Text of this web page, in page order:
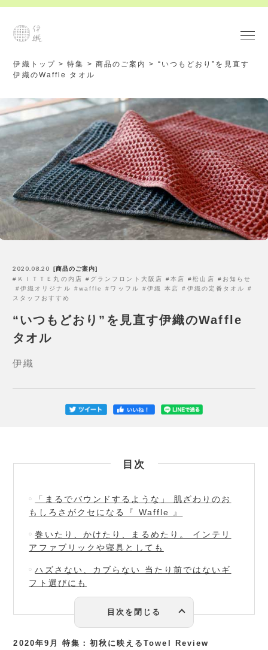
伊織トップ >特集 > 商品のご案内 > “いつもどおり”を見直す
伊織のWaffle タオル
2020.08.20
商品のご案内
ＫＩＴＴＥ丸の内店
グランフロント大阪店 本店 松山店
お知らせ
伊織オリジナル
waffle ワッフル 伊織 本店
伊織の定番タオル
スタッフおすすめ
“いつもどおり”を見直す伊織のWaffle
タオル
伊織
目次
「まるでバウンドするような」 肌ざわりのお
もしろさがクセになる『 Waffle 』
巻いたり、かけたり、まるめたり。 インテリ
アファブリックや寝具としても
ハズさない、カブらない 当たり前ではないギ
フト選びにも
2020年9月 特集：初秋に映えるTowel Review